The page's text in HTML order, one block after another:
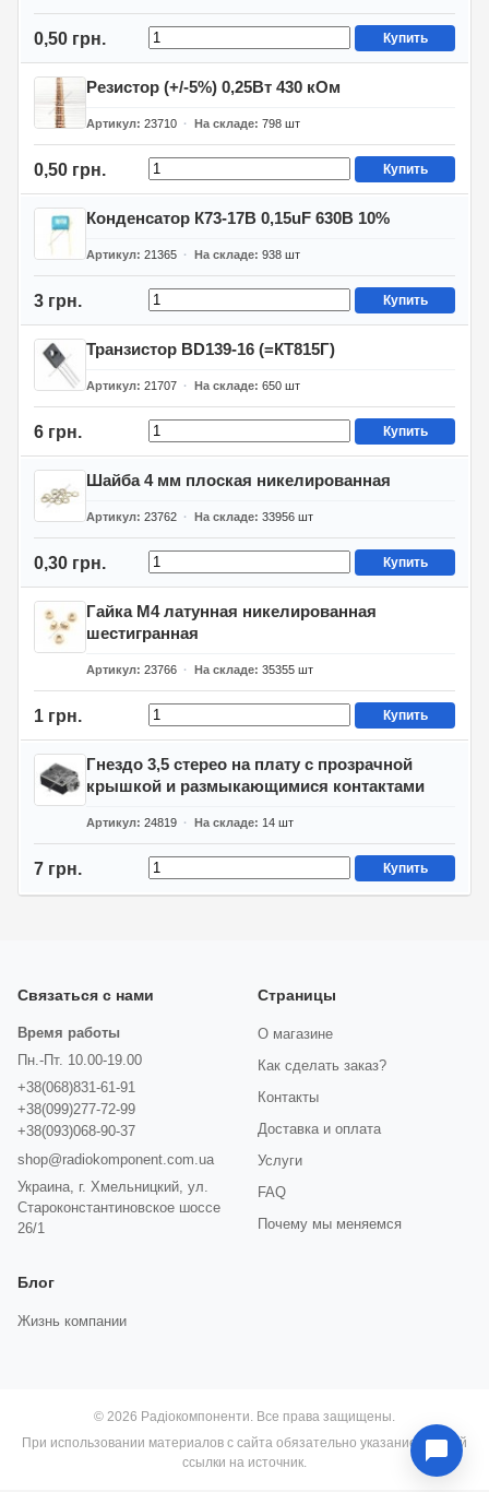
0,50 грн. Купить
Резистор (+/-5%) 0,25Вт 430 кОм
Артикул 23710 На складе 798 шт
0,50 грн. Купить
Конденсатор К73-17В 0,15uF 630В 10%
Артикул 21365 На складе 938 шт
3 грн. Купить
Транзистор BD139-16 (=КТ815Г)
Артикул 21707 На складе 650 шт
6 грн. Купить
Шайба 4 мм плоская никелированная
Артикул 23762 На складе 33956 шт
0,30 грн. Купить
Гайка М4 латунная никелированная
шестигранная
Артикул 23766 На складе 35355 шт
1 грн. Купить
Гнездо 3,5 стерео на плату с прозрачной
крышкой и размыкающимися контактами
Артикул 24819 На складе 14 шт
7 грн. Купить
Связаться с нами
Время работы
Пн.-Пт. 10.00-19.00
+38(068)831-61-91
+38(099)277-72-99
+38(093)068-90-37
shop@radiokomponent.com.ua
Украина, г. Хмельницкий, ул.
Староконстантиновское шоссе
26/1
Страницы
О магазине
Как сделать заказ?
Контакты
Доставка и оплата
Услуги
FAQ
Почему мы меняемся
Блог
Жизнь компании
© 2026 Радіокомпоненти. Все права защищены.
При использовании материалов с сайта обязательно указание прямой
ссылки на источник.